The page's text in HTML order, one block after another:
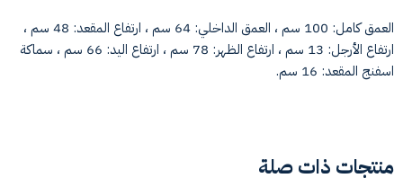
العمق كامل: 100 سم ، العمق الداخلي: 64 سم ، ارتفاع المقعد: 48 سم ،
ارتفاع الأرجل: 13 سم ، ارتفاع الظهر: 78 سم ، ارتفاع اليد: 66 سم ، سماكة
اسفنج المقعد: 16 سم.
منتجات ذات صلة